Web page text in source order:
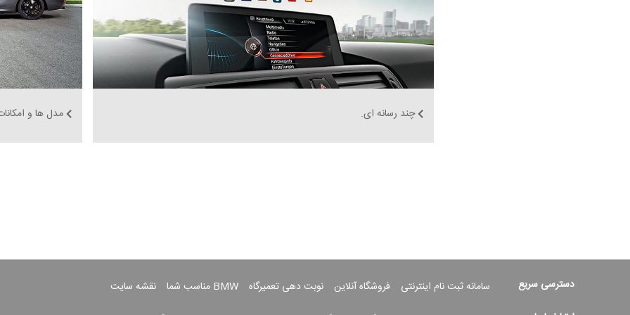
چند رسانه ای. مدل ها و
دسترسی سریع سامانه ثبت نام اینترنتی فروشگاه آنلاین نوبت دهی تعمیرگاه BMW مناسب شما
نقشه سایت